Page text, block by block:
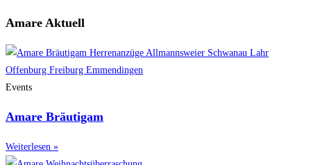
Amare Aktuell
Events
Amare Bräutigam
Weiterlesen »